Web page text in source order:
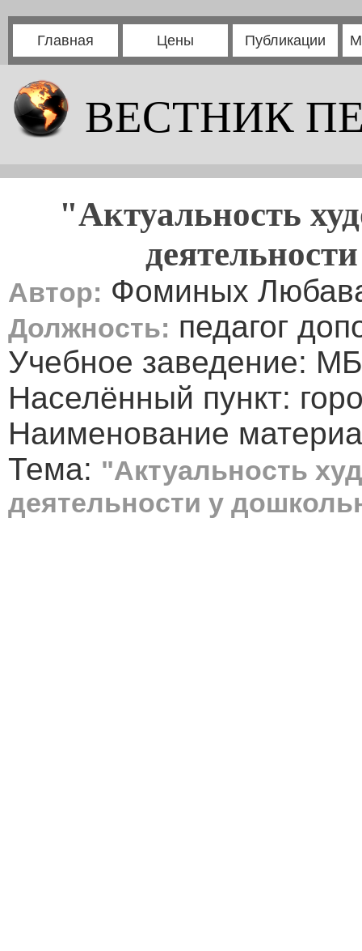
Главная Цены Публикации
ВЕСТНИК
"Актуальность
Автор: Фоминых
Должность: педагог
Учебное заведение:
Населённый пункт:
Наименование
Тема: "Актуальность
деятельности у